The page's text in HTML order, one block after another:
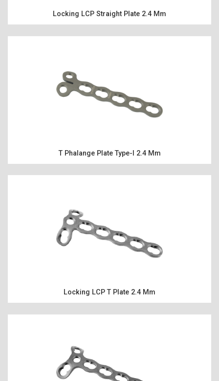
Locking LCP Straight Plate 2.4 Mm
T Phalange Plate Type-I 2.4 Mm
Locking LCP T Plate 2.4 Mm